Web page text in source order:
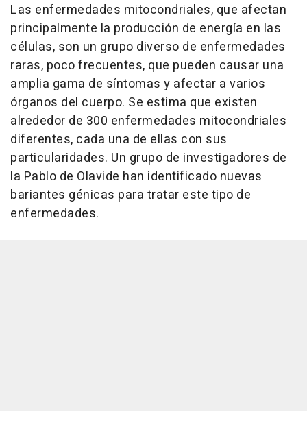
Las enfermedades mitocondriales, que afectan
principalmente la producción de energía en las
células, son un grupo diverso de enfermedades
raras, poco frecuentes, que pueden causar una
amplia gama de síntomas y afectar a varios
órganos del cuerpo. Se estima que existen
alrededor de 300 enfermedades mitocondriales
diferentes, cada una de ellas con sus
particularidades. Un grupo de investigadores de
la Pablo de Olavide han identificado nuevas
bariantes génicas para tratar este tipo de
enfermedades.